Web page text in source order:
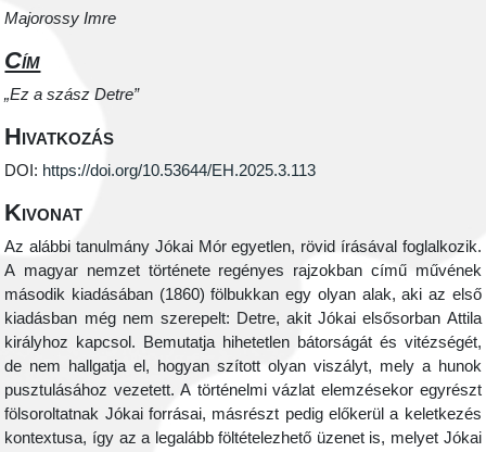
Majorossy Imre
Cím
„Ez a szász Detre”
Hivatkozás
DOI: https://doi.org/10.53644/EH.2025.3.113
Kivonat
Az alábbi tanulmány Jókai Mór egyetlen, rövid írásával foglalkozik.
A magyar nemzet története regényes rajzokban című művének
második kiadásában (1860) fölbukkan egy olyan alak, aki az első
kiadásban még nem szerepelt: Detre, akit Jókai elsősorban Attila
királyhoz kapcsol. Bemutatja hihetetlen bátorságát és vitézségét,
de nem hallgatja el, hogyan szított olyan viszályt, mely a hunok
pusztulásához vezetett. A történelmi vázlat elemzésekor egyrészt
fölsoroltatnak Jókai forrásai, másrészt pedig előkerül a keletkezés
kontextusa, így az a legalább föltételezhető üzenet is, melyet Jókai